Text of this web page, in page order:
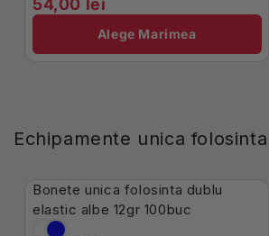
54,00 lei
Alege Marimea
Echipamente unica folosinta
Bonete unica folosinta dublu
elastic albe 12gr 100buc